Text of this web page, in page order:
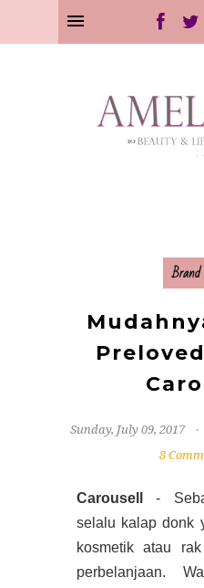
Brand
Sunday, July 09, 2017
8
Carousell
-
selalu kalap donk
kosmetik atau
perbelanjaan.